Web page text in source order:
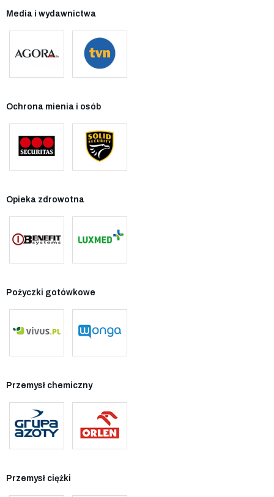
Media i wydawnictwa
Ochrona mienia i osób
Opieka zdrowotna
Pożyczki gotówkowe
Przemysł chemiczny
Przemysł ciężki